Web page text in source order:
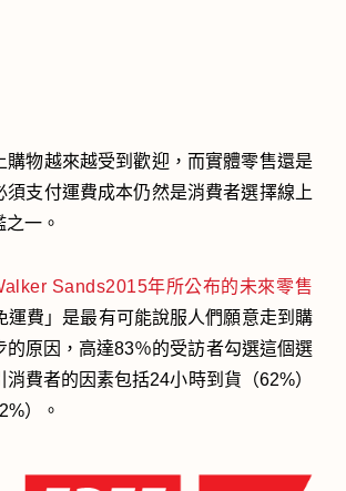
購物越來越受到歡迎，而實體零售還是
須支付運費成本仍然是消費者選擇線上
一。
Sands2015年所公布的未來零售
運費」是最有可能說服人們願意走到購
的原因，高達83％的受訪者勾選這個選
費者的因素包括24小時到貨（62%）
）。